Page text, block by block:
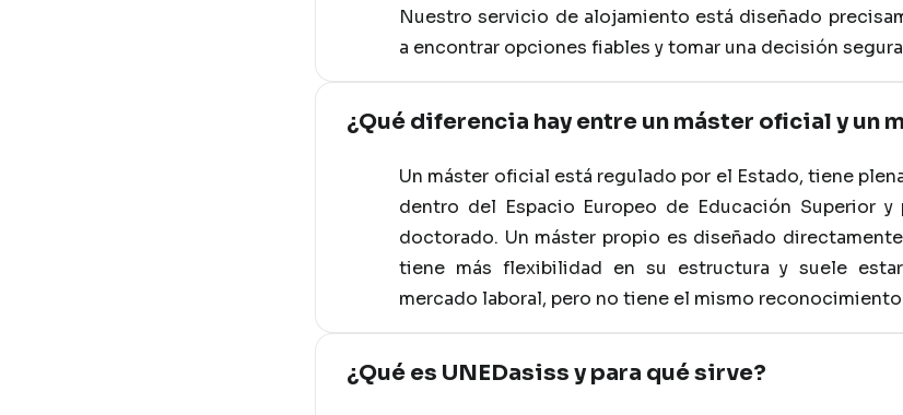
Nuestro servicio de alojamiento está diseñado
a encontrar opciones fiables y tomar una decisión
¿Qué diferencia hay entre un máster oficial y un
Un máster oficial está regulado por el Estado, tiene
dentro del Espacio Europeo de Educación Superior y
doctorado. Un máster propio es diseñado
tiene más flexibilidad en su estructura y suele
mercado laboral, pero no tiene el mismo
¿Qué es UNEDasiss y para qué sirve?